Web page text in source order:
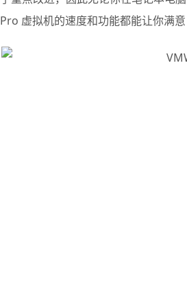
Pro 虚拟机的速度和功能都能让你满